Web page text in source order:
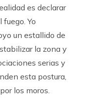
es declarar
Yo
un estallido de
la zona y
serias y
esta postura,
los moros.